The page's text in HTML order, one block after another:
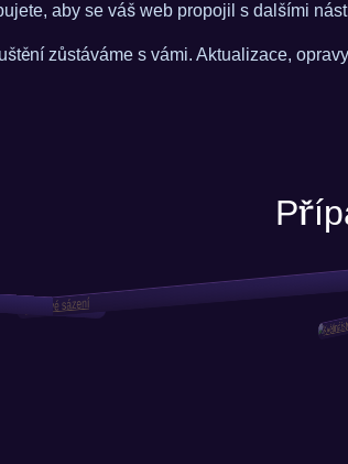
aby se váš web propojil s dalšími
zůstáváme s vámi. Aktualizace,